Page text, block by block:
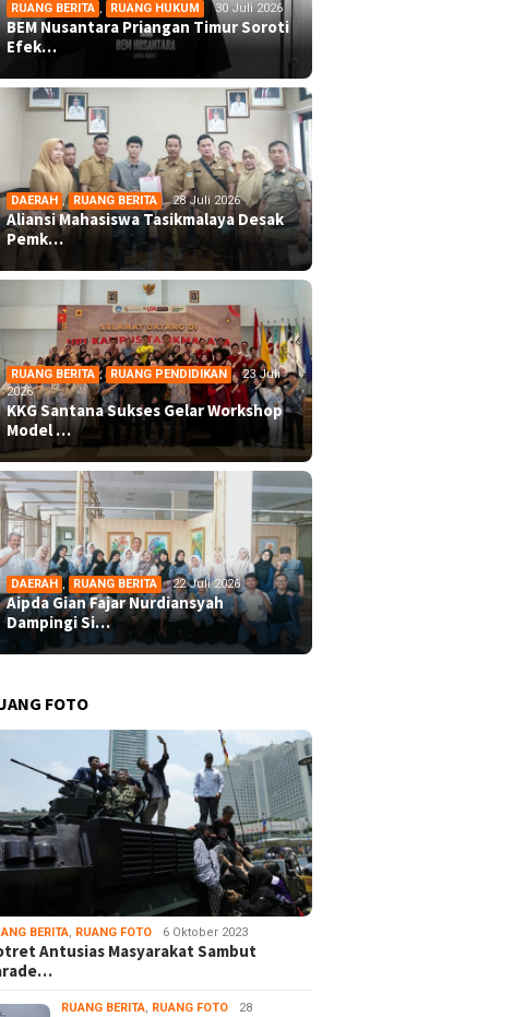
RUANG BERITA , RUANG HUKUM 30 Juli 2026
BEM Nusantara Priangan Timur Soroti
Efek…
DAERAH , RUANG BERITA 28 Juli 2026
Aliansi Mahasiswa Tasikmalaya Desak
Pemk…
RUANG BERITA , RUANG PENDIDIKAN
23 Juli
2026
KKG Santana Sukses Gelar Workshop
Model …
DAERAH , RUANG BERITA 22 Juli 2026
Aipda Gian Fajar Nurdiansyah
Dampingi Si…
FOTO
BERITA, RUANG FOTO 6 Oktober 2023
Antusias Masyarakat Sambut
RUANG BERITA, RUANG FOTO
28